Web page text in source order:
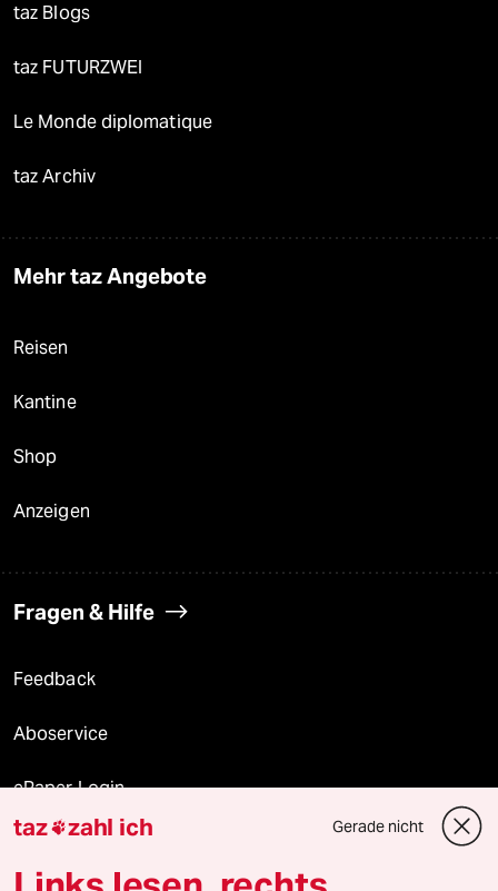
taz Blogs
taz FUTURZWEI
Le Monde diplomatique
taz Archiv
Mehr taz Angebote
Reisen
Kantine
Shop
Anzeigen
Fragen & Hilfe
Feedback
Aboservice
ePaper Login
Downloads für Abonnierende
taz zahl ich Gerade nicht